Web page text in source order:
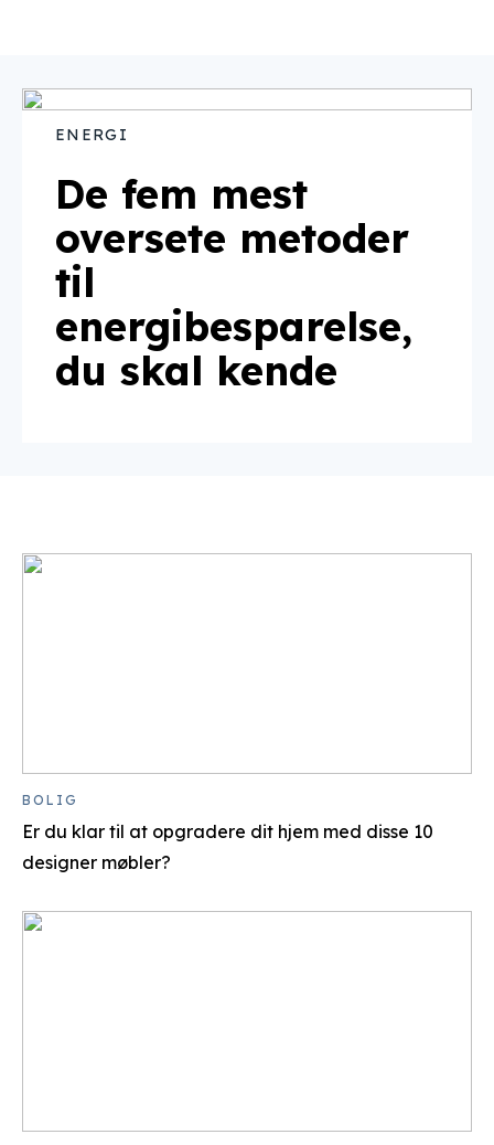
De fem mest
oversete metoder
til
energibesparelse,
du skal kende
ENERGI
Er du klar til at opgradere dit hjem med disse 10
designer møbler?
BOLIG